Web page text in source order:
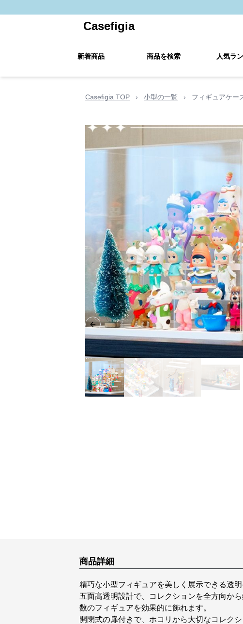
Casefigia
新着商品 商品を検索 人気ラ
Casefigia TOP › 小型の一覧 › フィギュアケー
Previous slide
商品詳細
精巧な小型フィギュアを美しく展示できる透明
五面高透明設計で、コレクションを全方向か
数のフィギュアを効果的に飾れます。
開閉式の扉付きで、ホコリから大切なコレクシ